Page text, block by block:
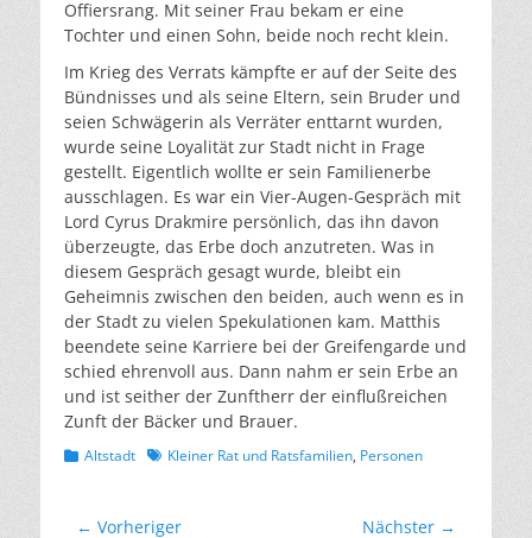
Offiersrang. Mit seiner Frau bekam er eine
Tochter und einen Sohn, beide noch recht klein.
Im Krieg des Verrats kämpfte er auf der Seite des
Bündnisses und als seine Eltern, sein Bruder und
seien Schwägerin als Verräter enttarnt wurden,
wurde seine Loyalität zur Stadt nicht in Frage
gestellt. Eigentlich wollte er sein Familienerbe
ausschlagen. Es war ein Vier-Augen-Gespräch mit
Lord Cyrus Drakmire persönlich, das ihn davon
überzeugte, das Erbe doch anzutreten. Was in
diesem Gespräch gesagt wurde, bleibt ein
Geheimnis zwischen den beiden, auch wenn es in
der Stadt zu vielen Spekulationen kam. Matthis
beendete seine Karriere bei der Greifengarde und
schied ehrenvoll aus. Dann nahm er sein Erbe an
und ist seither der Zunftherr der einflußreichen
Zunft der Bäcker und Brauer.
Kategorien
Altstadt Schlagworte
Kleiner Rat und Ratsfamilien, Personen
Beitragsnavigation
← Vorheriger Nächster →